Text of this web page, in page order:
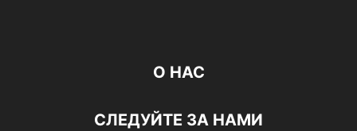
О НАС
СЛЕДУЙТЕ ЗА НАМИ